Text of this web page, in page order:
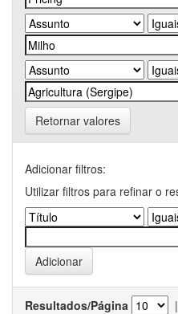
Retornar valores
Adicionar filtros:
Utilizar filtros para refinar o
Resultados/Página |